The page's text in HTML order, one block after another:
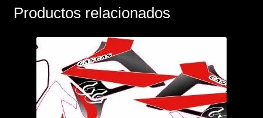
Productos relacionados